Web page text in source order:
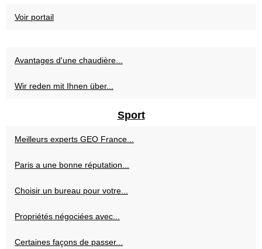
Voir portail
Avantages d'une chaudière...
Wir reden mit Ihnen über...
Sport
Meilleurs experts GEO France...
Paris a une bonne réputation...
Choisir un bureau pour votre...
Propriétés négociées avec...
Certaines façons de passer...